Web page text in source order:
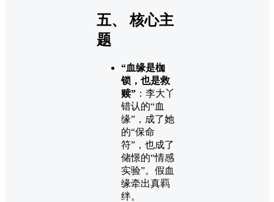
五、 核心主
题
“血缘是枷
锁，也是救
赎” ：李大丫
错认的“血
缘”，成了她
的“保命
符”，也成了
储憬的“情感
实验”。假血
缘牵出真羁
绊。